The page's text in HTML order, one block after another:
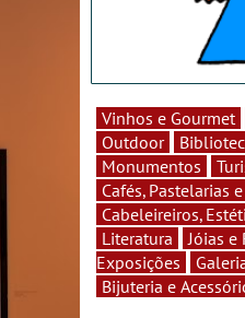
Vinhos e Gourmet
Outdoor
Monumentos
Cafés, Pastelarias
Cabeleireiros,
Literatura
Jóias e
Exposições
Bijuteria e